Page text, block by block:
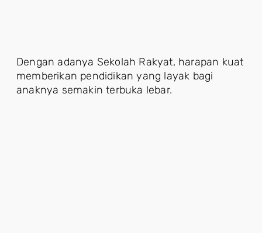
Dengan adanya Sekolah Rakyat, harapan kuat
memberikan pendidikan yang layak bagi
anaknya semakin terbuka lebar.